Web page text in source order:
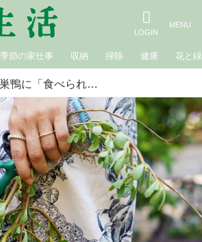
季節の家仕事 収納 掃除 健康 花と緑
東京・西巣鴨に「食べられる公園」があった！地域で育てる雑草と和ハーブ。雑草料理研究家が話す、災害時に役立つ意外とおいしい“栄養豊富”な雑草のちから